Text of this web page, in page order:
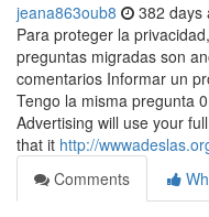
jeana863oub8 382 days
Para proteger la
preguntas migradas son
comentarios Informar un
Tengo la misma pregunta
Advertising will use your
that it http://
Comments